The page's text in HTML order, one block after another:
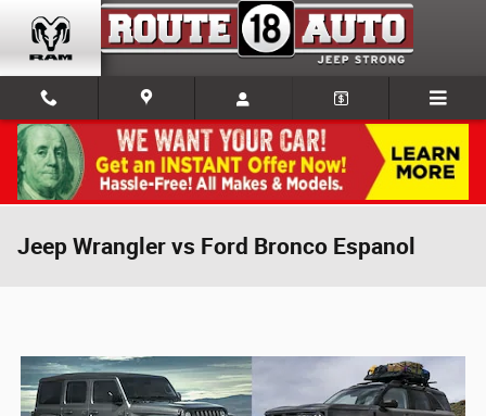
Skip to main content
Jeep Wrangler vs Ford Bronco Espanol